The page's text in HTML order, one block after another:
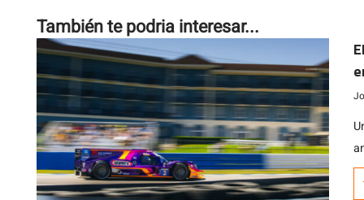
También te podria interesar...